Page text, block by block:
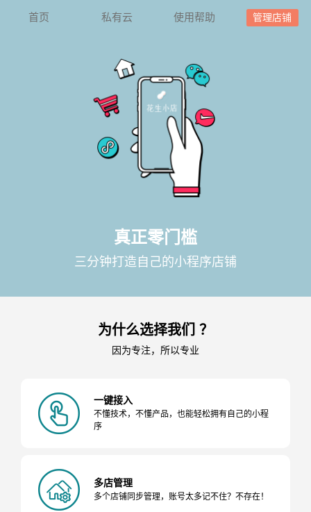
首页 私有云 使用帮助 管理店铺
真正零门槛
三分钟打造自己的小程序店铺
为什么选择我们 ？
因为专注，所以专业
一键接入
不懂技术，不懂产品，也能轻松拥有自己的小程
序
多店管理
多个店铺同步管理，账号太多记不住？不存在！